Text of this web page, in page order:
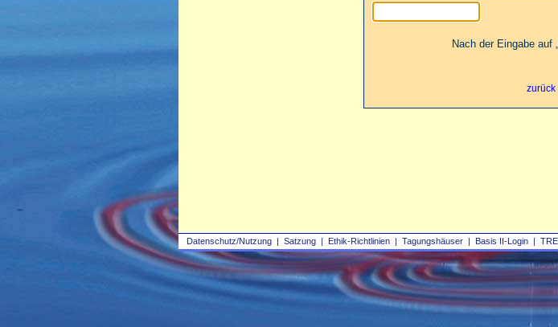
Datenschutz/Nutzung | Satzung | Ethik-Richtlinien | Tagungshäuser | Basis II‑Login |
Nach der Eingabe auf
zurück